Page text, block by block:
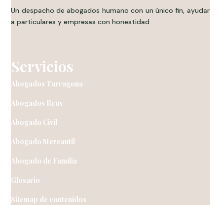
Un despacho de abogados humano con un único fin, ayudar
a particulares y empresas con honestidad.
Servicios
Abogados Tarragona
Abogados Reus
Abogado Civil
Abogado Mercantil
Abogado de Familia
Glosario
Sitemap de contenidos